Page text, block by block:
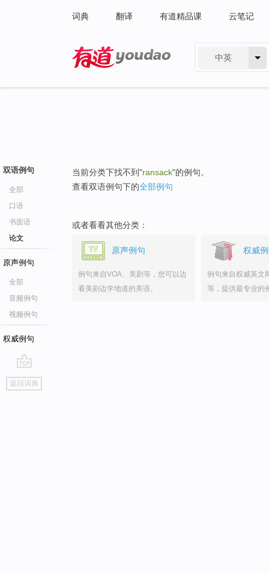
词典 翻译 有道精品课 云笔记
中英
双语例句
全部
口语
书面语
论文
原声例句
全部
音频例句
视频例句
权威例句
go
top
返回词典
当前分类下找不到"ransack"的例句。
查看双语例句下的全部例句
或者看看其他分类：
原声例句
例句来自VOA、美剧等，您可以边
看美剧边学地道的美语。
权威
例句来自权威英文
等，提供最专业的